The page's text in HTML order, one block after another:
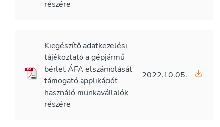
részére
Kiegészítő adatkezelési
tájékoztató a gépjármű
bérlet ÁFA elszámolását
támogató applikációt
használó munkavállalók
részére
2022.10.05.